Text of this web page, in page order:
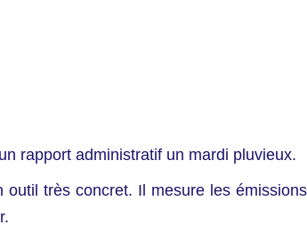
rapport administratif un mardi pluvieux.
très concret. Il mesure les